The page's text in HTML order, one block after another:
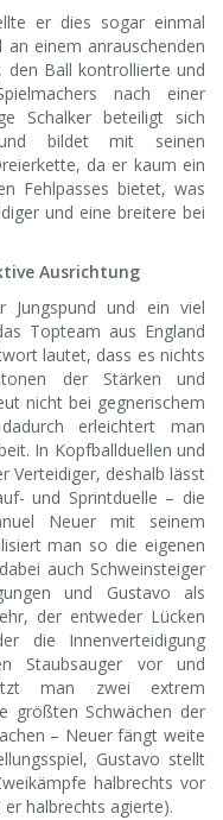
er dies sogar einmal
einem anrauschenden
den Ball kontrollierte und
nach einer
Schalker beteiligt sich
bildet mit seinen
da er kaum ein
Fehlpasses bietet, was
und eine breitere bei
Ausrichtung
Jungspund und ein viel
Topteam aus England
lautet, dass es nichts
der Stärken und
nicht bei gegnerischem
erleichtert man
In Kopfballduellen und
Verteidiger, deshalb lässt
und Sprintduelle – die
Neuer mit seinem
man so die eigenen
auch Schweinsteiger
und Gustavo als
der entweder Lücken
die Innenverteidigung
Staubsauger vor und
man zwei extrem
größten Schwächen der
– Neuer fängt weite
Gustavo stellt
halbrechts vor
halbrechts agierte).